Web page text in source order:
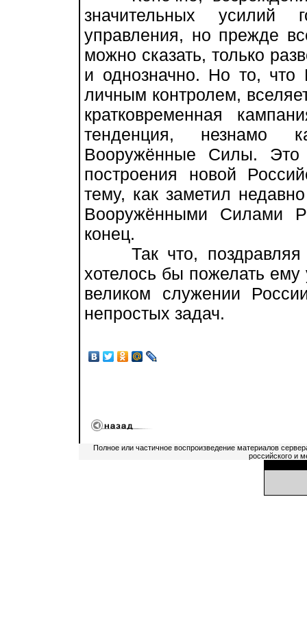
значительных усилий
управления, но прежде
можно сказать, только
и однозначно. Но то,
личным контролем,
кратковременная
тенденция, незнамо
Вооружённые Силы. Это
построения новой
тему, как заметил
Вооружёнными Силами
конец.
Так что, поздравляя
хотелось бы пожелать
великом служении
непростых задач.
Полное или частичное воспроизведение материалов
российского и